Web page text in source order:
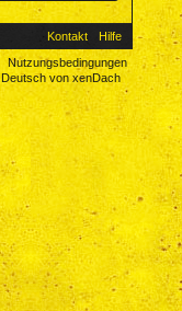
Kontakt
Hilfe
Nutzungsbedingungen
Deutsch von xenDach